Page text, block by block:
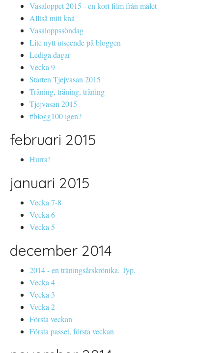
Vasaloppet 2015 - en kort film från målet
Alltså mitt knä
Vasaloppssöndag
Lite nytt utseende på bloggen
Lediga dagar
Vecka 9
Starten Tjejvasan 2015
Träning, träning, träning
Tjejvasan 2015
#blogg100 igen?
februari 2015
Hurra!
januari 2015
Vecka 7-8
Vecka 6
Vecka 5
december 2014
2014 - en träningsårskrönika. Typ.
Vecka 4
Vecka 3
Vecka 2
Första veckan
Första passet, första veckan